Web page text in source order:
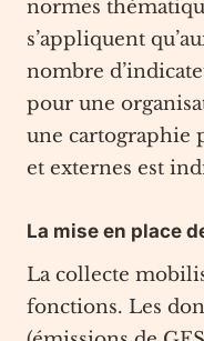
normes
s’appliquent
nombre
pour une
une cartographie
et externes est
La mise en place
La collecte
fonctions. Les